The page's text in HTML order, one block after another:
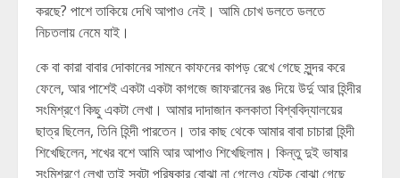
করছে? পাশে তাকিয়ে দেখি আপাও নেই। আমি চোখ ডলতে ডলতে
নিচতলায় নেমে যাই।
কে বা কারা বাবার দোকানের সামনে কাফনের কাপড় রেখে গেছে সুন্দর করে
ফেলে, আর পাশেই একটা একটা কাগজে জাফরানের রঙ দিয়ে উর্দু আর হিন্দীর
সংমিশ্রণে কিছু একটা লেখা। আমার দাদাজান কলকাতা বিশ্ববিদ্যালয়ের
ছাত্র ছিলেন, তিনি হিন্দী পারতেন। তার কাছ থেকে আমার বাবা চাচারা হিন্দী
শিখেছিলেন, শখের বশে আমি আর আপাও শিখেছিলাম। কিন্তু দুই ভাষার
সংমিশ্রণে লেখা তাই সবটা পরিষ্কার বোঝা না গেলেও যেটুকু বোঝা গেছে